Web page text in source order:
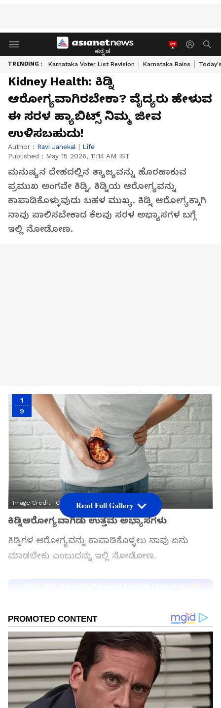
ಕನ್ನಡ
TRENDING : Karnataka Voter List Revision Karnataka Rains
Kidney Health: ಕಿಡ್ನಿ
ಆರೋಗ್ಯವಾಗಿರಬೇಕಾ? ವೈದ್ಯರು ಹೇಳುವ
ಈ ಸರಳ ಹ್ಯಾಬಿಟ್ಸ್ ನಿಮ್ಮ ಜೀವ
ಉಳಿಸಬಹುದು!
Author : Ravi Janekal | Life
Published : May 15 2026, 11:14 AM IST
ಮನುಷ್ಯನ ದೇಹದಲ್ಲಿನ ತ್ಯಾಜ್ಯವನ್ನು ಹೊರಹಾಕುವ
ಪ್ರಮುಖ ಅಂಗವೇ ಕಿಡ್ನಿ. ಕಿಡ್ನಿಯ ಆರೋಗ್ಯವನ್ನು
ಕಾಪಾಡಿಕೊಳ್ಳುವುದು ಬಹಳ ಮುಖ್ಯ. ಕಿಡ್ನಿ ಆರೋಗ್ಯಕ್ಕಾಗಿ
ನಾವು ಪಾಲಿಸಬೇಕಾದ ಕೆಲವು ಸರಳ ಅಭ್ಯಾಸಗಳ ಬಗ್ಗೆ
ಇಲ್ಲಿ ನೋಡೋಣ.
1
9
Image Credit : Getty
ಕಿಡ್ನಿಆರೋಗ್ಯವಾಗಿಡು ಉತ್ತಮ ಅಭ್ಯಾಸಗಳು
ಕಿಡ್ನಿಗಳ ಆರೋಗ್ಯವನ್ನು ಕಾಪಾಡಿಕೊಳ್ಳಲು ನಾವು ಏನು
ಮಾಡಬೇಕು ಎಂಬುದನ್ನು ಇಲ್ಲಿ ನೋಡೋಣ.
Read Full Gallery